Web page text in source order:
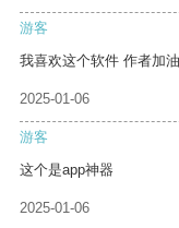
游客
我喜欢这个软件 作者加油
2025-01-06
游客
这个是app神器
2025-01-06